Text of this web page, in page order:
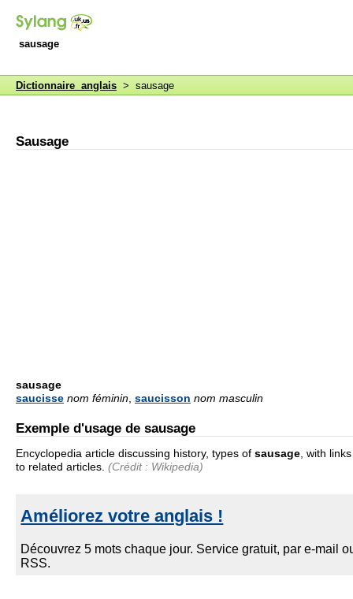
sausage
Dictionnaire anglais > sausage
Sausage
sausage
saucisse nom féminin saucisson nom masculin
Exemple d'usage de sausage
Encyclopedia article discussing history, types of sausage , with links
to related articles. (Crédit : Wikipedia)